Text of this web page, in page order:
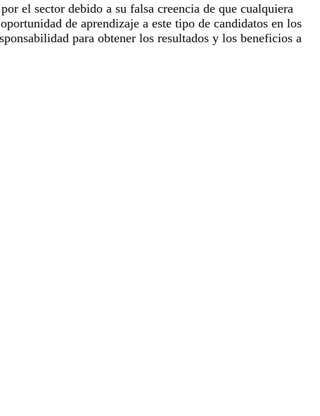
el sector debido a su falsa creencia de que cualquiera
de aprendizaje a este tipo de candidatos en los
para obtener los resultados y los beneficios a